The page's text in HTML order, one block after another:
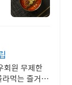
회원 무제한
먹는 즐거움,